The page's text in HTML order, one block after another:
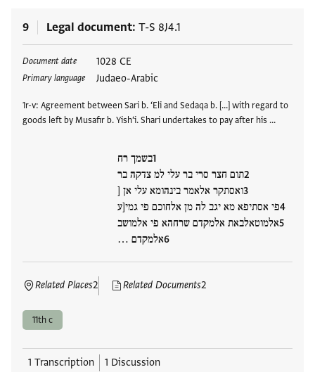
9 Legal document T-S 8J4.1
Document date 1028 CE
Primary language Judaeo-Arabic
1r-v: Agreement between Sari b. ‘Eli and Sedaqa b. […] with regard to
goods left by Musafir b. Yish‘i. Shari undertakes to pay after his …
בשמך רח
תום חצר סרי בר עלי למ צדקה בר
ואסתקר אלאמר בינהומא עלי אן [
פי אסתיפא מא יגב לה מן אלחוכם פי גמי[ע
אלמוטאלבאת אלמקדם שרחהא פי אלמושב
אלמקדם …
Related Places2 Related Documents2
Tags
11th c
1 Transcription 1 Discussion